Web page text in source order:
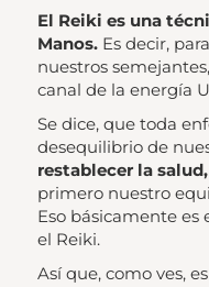
El Reiki es una
Manos.Es decir,
nuestros
canal de la energía
Se dice, que toda
desequilibrio de
restablecer la salud,
primero nuestro
Eso básicamente es
el Reiki.
Así que, como ves,